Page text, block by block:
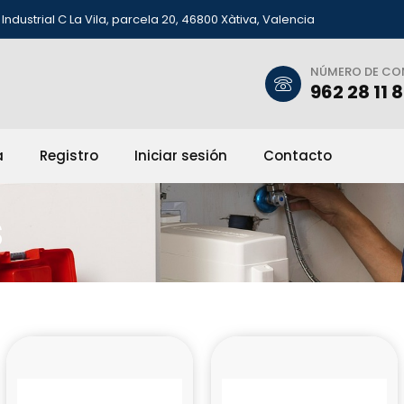
C La Vila, parcela 20, 46800 Xàtiva, Valencia
NÚMERO DE
962 28 11
Registro Iniciar sesión Contacto